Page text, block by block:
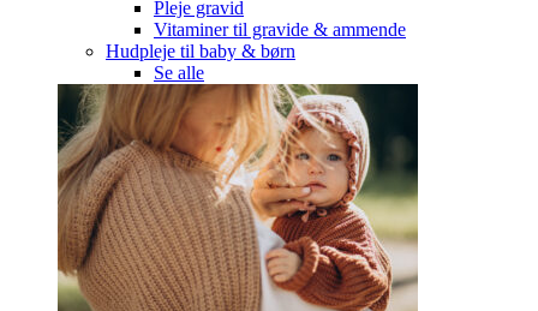
Pleje gravid
Vitaminer til gravide & ammende
Hudpleje til baby & børn
Se alle